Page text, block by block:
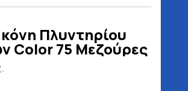
Πλυντηρίου
Color 75 Μεζούρες